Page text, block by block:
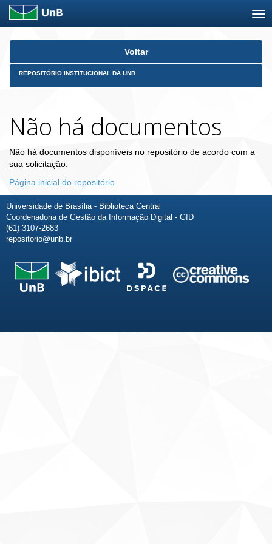
Skip
Voltar
REPOSITÓRIO INSTITUCIONAL DA UNB
Não há documentos
Não há documentos disponíveis no repositório de acordo com a
sua solicitação.
Página inicial do repositório
Universidade de Brasília - Biblioteca Central
Coordenadoria de Gestão da Informação Digital - GID
(61) 3107-2683
repositorio@unb.br